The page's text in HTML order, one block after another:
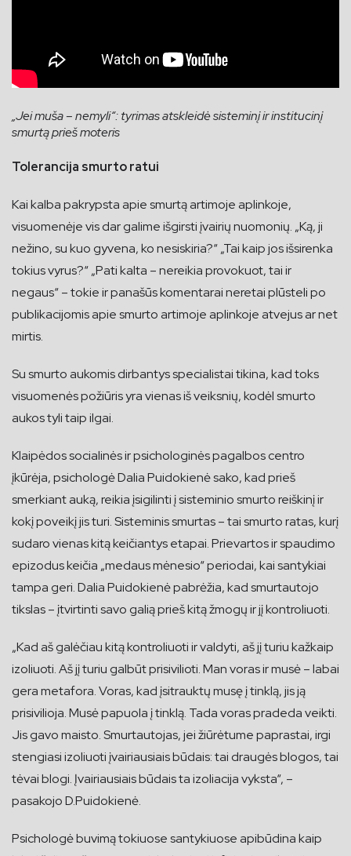
„Jei muša – nemyli“: tyrimas atskleidė sisteminį ir institucinį
smurtą prieš moteris
Tolerancija smurto ratui
Kai kalba pakrypsta apie smurtą artimoje aplinkoje,
visuomenėje vis dar galime išgirsti įvairių nuomonių. „Ką, ji
nežino, su kuo gyvena, ko nesiskiria?“ „Tai kaip jos išsirenka
tokius vyrus?“ „Pati kalta – nereikia provokuot, tai ir
negaus“ – tokie ir panašūs komentarai neretai plūsteli po
publikacijomis apie smurto artimoje aplinkoje atvejus ar net
mirtis.
Su smurto aukomis dirbantys specialistai tikina, kad toks
visuomenės požiūris yra vienas iš veiksnių, kodėl smurto
aukos tyli taip ilgai.
Klaipėdos socialinės ir psichologinės pagalbos centro
įkūrėja, psichologė Dalia Puidokienė sako, kad prieš
smerkiant auką, reikia įsigilinti į sisteminio smurto reiškinį ir
kokį poveikį jis turi. Sisteminis smurtas – tai smurto ratas, kurį
sudaro vienas kitą keičiantys etapai. Prievartos ir spaudimo
epizodus keičia „medaus mėnesio“ periodai, kai santykiai
tampa geri. Dalia Puidokienė pabrėžia, kad smurtautojo
tikslas – įtvirtinti savo galią prieš kitą žmogų ir jį kontroliuoti.
„Kad aš galėčiau kitą kontroliuoti ir valdyti, aš jį turiu kažkaip
izoliuoti. Aš jį turiu galbūt prisivilioti. Man voras ir musė – labai
gera metafora. Voras, kad įsitrauktų musę į tinklą, jis ją
prisivilioja. Musė papuola į tinklą. Tada voras pradeda veikti.
Jis gavo maisto. Smurtautojas, jei žiūrėtume paprastai, irgi
stengiasi izoliuoti įvairiausiais būdais: tai draugės blogos, tai
tėvai blogi. Įvairiausiais būdais ta izoliacija vyksta“, –
pasakojo D.Puidokienė.
Psichologė buvimą tokiuose santykiuose apibūdina kaip